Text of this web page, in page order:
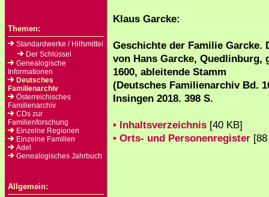
Themen:
Standardwerke / Hilfsmittel
Der Schlüssel
Genealogische
Informationen
Deutsches
Familienarchiv
Österreichisches
Familienarchiv
CDs zur
Familienforschung
Einzelne Regionen
Einzelne Familien
Adel
Genealogisches Jahrbuch
Allgemein:
Klaus Garcke:
Geschichte der Familie Garcke.
von Hans Garcke, Quedlinburg,
1600, ableitende Stamm
(Deutsches Familienarchiv Bd.
Insingen 2018. 398 S.
• Inhaltsverzeichnis [40 KB]
• Orts- und Personenregister